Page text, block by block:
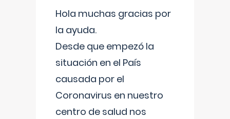
Hola muchas gracias por
la ayuda.
Desde que empezó la
situación en el País
causada por el
Coronavirus en nuestro
centro de salud nos